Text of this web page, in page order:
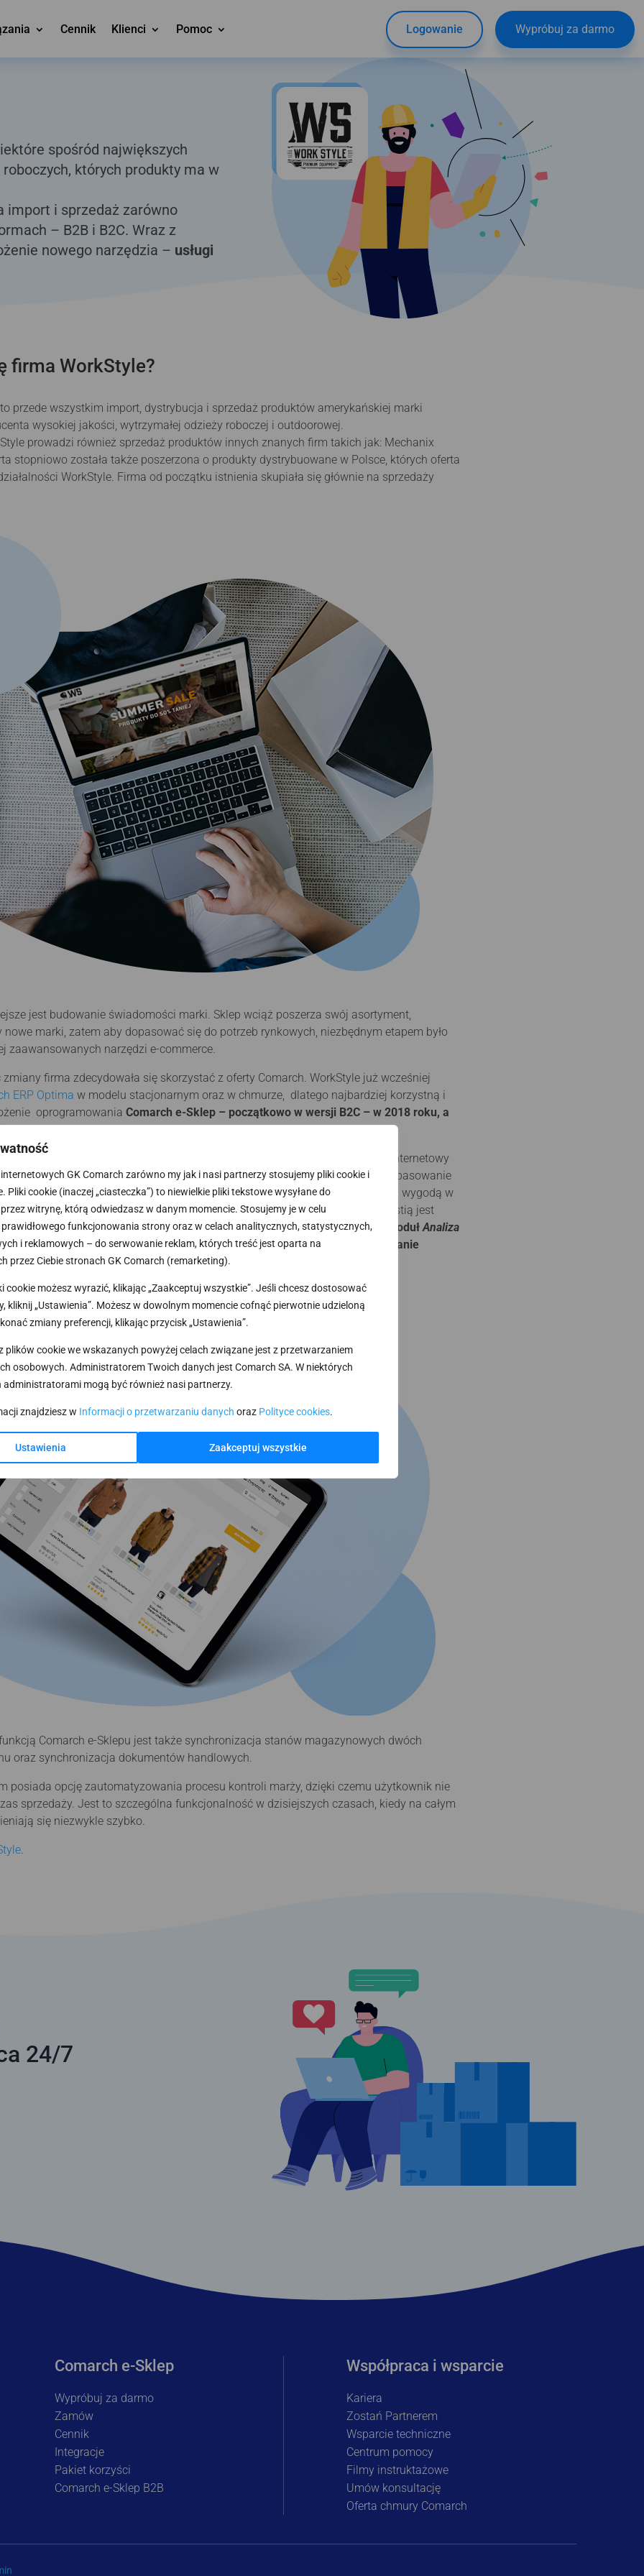
GK Comarch zarówno my jak i nasi partnerzy stosujemy pliki cookie i
Pliki cookie (inaczej „ciasteczka”) to niewielkie pliki tekstowe wysyłane do
witrynę, którą odwiedzasz w danym momencie. Stosujemy je w celu
funkcjonowania strony oraz w celach analitycznych, statystycznych,
i reklamowych – do serwowanie reklam, których treść jest oparta na
przez Ciebie stronach GK Comarch (remarketing).
cookie możesz wyrazić, klikając „Zaakceptuj wszystkie”. Jeśli chcesz dostosować
kliknij „Ustawienia”. Możesz w dowolnym momencie cofnąć pierwotnie udzieloną
zmiany preferencji, klikając przycisk „Ustawienia”.
plików cookie we wskazanych powyżej celach związane jest z przetwarzaniem
osobowych. Administratorem Twoich danych jest Comarch SA. W niektórych
administratorami mogą być również nasi partnerzy.
znajdziesz w Informacji o przetwarzaniu danych oraz Polityce cookies.
Ustawienia Zaakceptuj wszystkie
Cennik Klienci Pomoc Logowanie Wypróbuj za darmo
spośród największych
których produkty ma w
import i sprzedaż zarówno
– B2B i B2C. Wraz z
nowego narzędzia – usługi
firma WorkStyle?
przede wszystkim import, dystrybucja i sprzedaż produktów amerykańskiej marki
wysokiej jakości, wytrzymałej odzieży roboczej i outdoorowej.
prowadzi również sprzedaż produktów innych znanych firm takich jak: Mechanix
stopniowo została także poszerzona o produkty dystrybuowane w Polsce, których oferta
WorkStyle. Firma od początku istnienia skupiała się głównie na sprzedaży
jest budowanie świadomości marki. Sklep wciąż poszerza swój asortyment,
marki, zatem aby dopasować się do potrzeb rynkowych, niezbędnym etapem było
zaawansowanych narzędzi e-commerce.
firma zdecydowała się skorzystać z oferty Comarch. WorkStyle już wcześniej
ERP Optima w modelu stacjonarnym oraz w chmurze, dlatego najbardziej korzystną i
oprogramowaniaComarch e-Sklep – początkowo w wersji B2C – w 2018 roku, a
B2B.
są kluczowe dla firmy? Przede wszystkim – intuicyjność platformy. Sklep internetowy
funkcjonalny, posiada rozbudowane filtry umożliwiające jak najlepsze dopasowanie
aspektem jestintegracja systemu Comarch ERP z e-Sklepem
, co jest dużą wygodą w
widzenia firmy dysponującej szerokim asortymentem, kolejną istotną kwestią jest
W WorkStyle dostawy są planowane z 12 miesięcznym wyprzedzeniem.
ModułAnaliza
to przydatne funkcjonalności, które umożliwiają firmie precyzyjne planowanie
Comarch e-Sklepu jest także synchronizacja stanów magazynowych dwóch
oraz synchronizacja dokumentów handlowych.
posiada opcję zautomatyzowania procesu kontroli marży, dzięki czemu użytkownik nie
sprzedaży. Jest to szczególna funkcjonalność w dzisiejszych czasach, kiedy na całym
się niezwykle szybko.
.
24/7
Comarch e-Sklep
Wypróbuj za darmo
Zamów
Cennik
Integracje
Pakiet korzyści
Comarch e-Sklep B2B
Współpraca i wsparcie
Kariera
Zostań Partnerem
Wsparcie techniczne
Centrum pomocy
Filmy instruktażowe
Umów konsultację
Oferta chmury Comarch